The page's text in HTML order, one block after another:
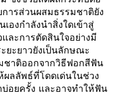
ารส่วนผสมธรรมชาติยัง
องกำลังนำสิ่งใดเข้าสู่
และการตัดสินใจอย่างมี
ยะยาวยังเป็นลักษณะ
ชาติออกจากวิธีฟอกสีฟัน
ผลลัพธ์ที่โดดเด่นในช่วง
อยครั้ง และอาจทำให้ฟัน